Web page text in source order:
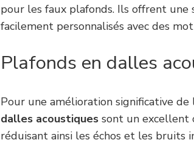
pour les faux plafonds. Ils offrent
facilement personnalisés avec des
Plafonds en dalles
Pour une amélioration significative de
dalles acoustiques sont un excellent
réduisant ainsi les échos et les bruits